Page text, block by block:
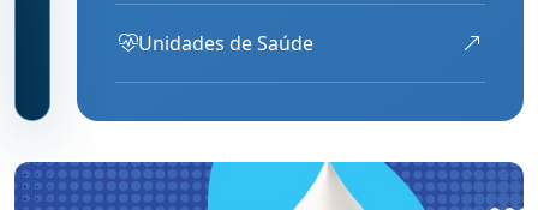
Unidades de Saúde